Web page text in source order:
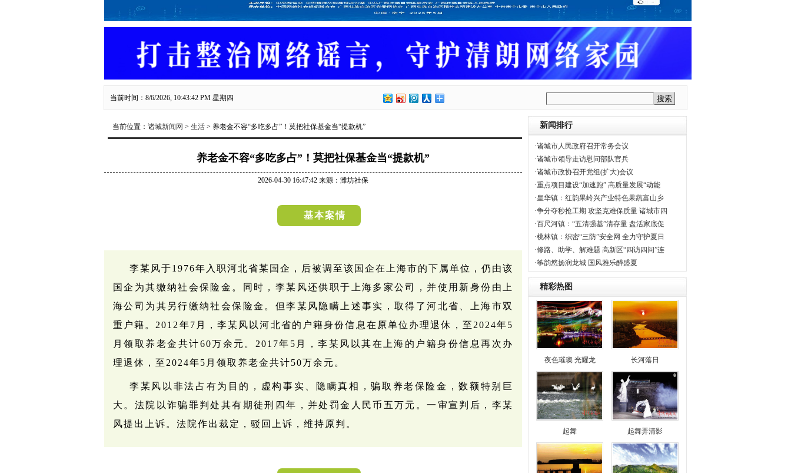
当前时间：8/6/2026, 10:43:42 PM 星期四
当前位置： 诸城新闻网 > 生活 > 养老金不容“多吃多占”！莫把社保基金当“提款机”
养老金不容“多吃多占”！莫把社保基金当“提款机”
2026-04-30 16:47:42 来源：潍坊社保
基本案情
李某风于1976年入职河北省某国企，后被调至该国企在上海市的下属单位，仍由该
国企为其缴纳社会保险金。同时，李某风还供职于上海多家公司，并使用新身份由上
海公司为其另行缴纳社会保险金。但李某风隐瞒上述事实，取得了河北省、上海市双
重户籍。2012年7月，李某风以河北省的户籍身份信息在原单位办理退休，至2024年5
月领取养老金共计60万余元。2017年5月，李某风以其在上海的户籍身份信息再次办
理退休，至2024年5月领取养老金共计50万余元。
李某风以非法占有为目的，虚构事实、隐瞒真相，骗取养老保险金，数额特别巨
大。法院以诈骗罪判处其有期徒刑四年，并处罚金人民币五万元。一审宣判后，李某
风提出上诉。法院作出裁定，驳回上诉，维持原判。
新闻排行
·诸城市人民政府召开常务会议
·诸城市领导走访慰问部队官兵
·诸城市政协召开党组(扩大)会议
·重点项目建设“加速跑” 高质量发展“动能
·皇华镇：红韵果岭兴产业特色果蔬富山乡
·争分夺秒抢工期 攻坚克难保质量 诸城市四
·百尺河镇：“五清强基”清存量 盘活家底促
·桃林镇：织密“三防”安全网 全力守护夏日
·修路、助学、解难题 高新区“四访四问”连
·筝韵悠扬润龙城 国风雅乐醉盛夏
精彩热图
夜色璀璨 光耀龙 长河落日
起舞 起舞弄清影